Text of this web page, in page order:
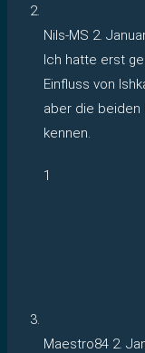
Nils-MS 2.
Ich hatte erst
Einfluss von
aber die
kennen.
1
Maestro84 2.